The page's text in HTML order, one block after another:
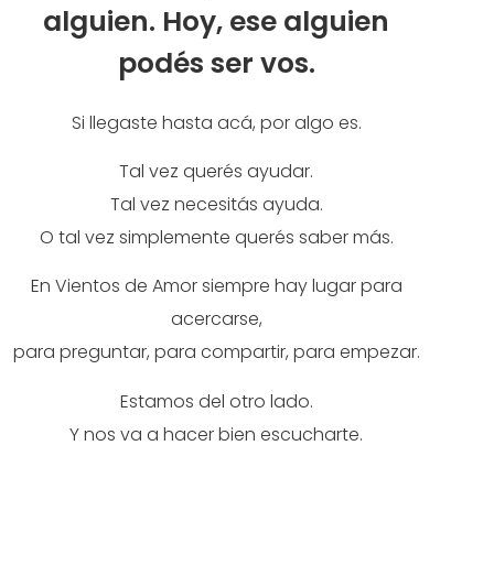
alguien. Hoy, ese alguien
podés ser vos.
Si llegaste hasta acá, por algo es.
Tal vez querés ayudar.
Tal vez necesitás ayuda.
O tal vez simplemente querés saber más.
En Vientos de Amor siempre hay lugar para
acercarse,
para preguntar, para compartir, para empezar.
Estamos del otro lado.
Y nos va a hacer bien escucharte.